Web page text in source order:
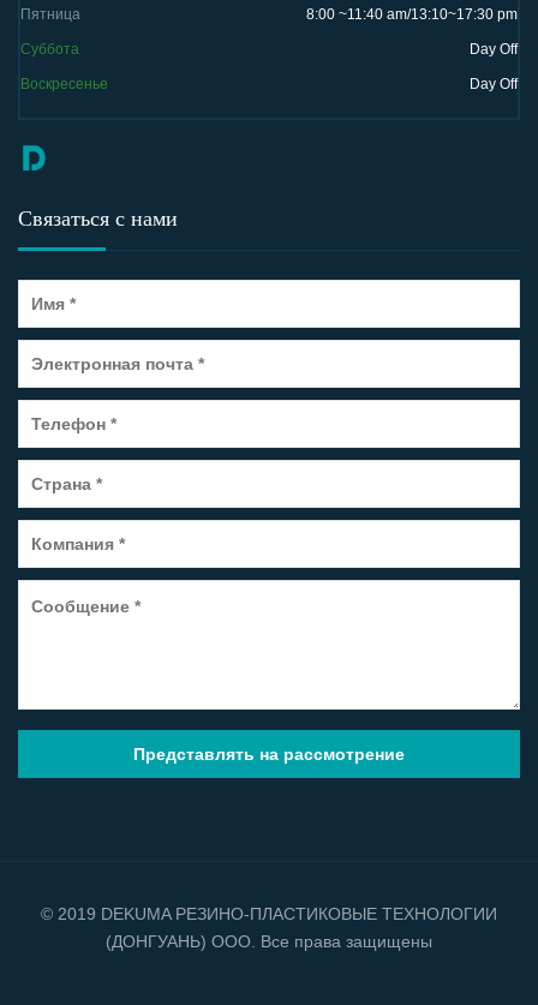
Пятница 8:00 ~11:40 am/13:10~17:30 pm
Суббота Day Off
Воскресенье Day Off
Связаться с нами
© 2019 DEKUMA РЕЗИНО-ПЛАСТИКОВЫЕ ТЕХНОЛОГИИ
(ДОНГУАНЬ) ООО. Все права защищены